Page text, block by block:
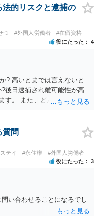
的リスクと逮捕の
つ #外国人労働者 #在留資格
役にたった 4
? 高いとまでは言えないと
後日逮捕され離可能性が高
す。 また、どんな犯罪をし
質問
テイ #永住権 #外国人労働者
役にたった 3
い合わせることになるでし